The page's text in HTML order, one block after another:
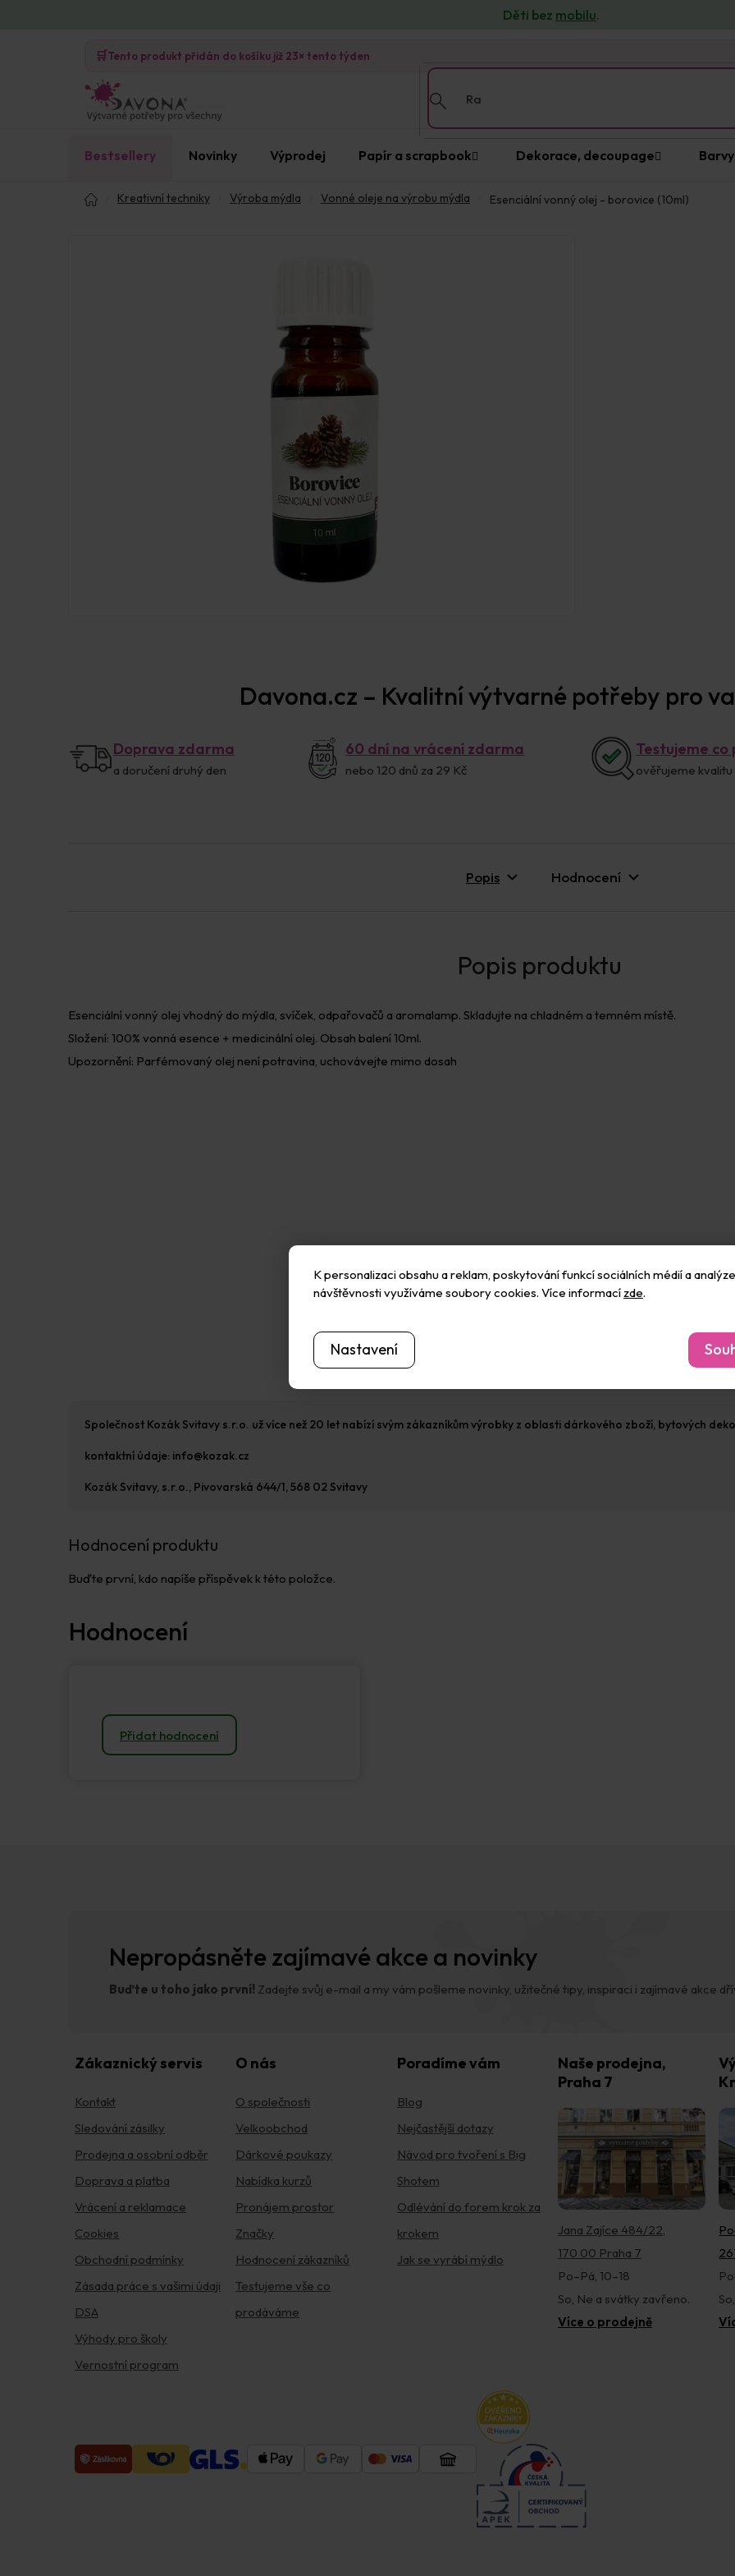
K personalizaci obsahu a reklam, poskytování funkcí sociálních médií a
návštěvnosti využíváme soubory cookies. Více informací zde.
Nastavení
Děti bez mobilu.
🛒Tento produkt přidán do košíku již 23× tento týden
Bestsellery Novinky Výprodej Papír a scrapbook Dekorace, decoupage
Kreativní techniky Výroba mýdla Vonné oleje na výrobu mýdla Esenciální vonný olej - borovice (10ml)
Davona.cz – Kvalitní výtvarné potřeby pro
Doprava zdarma
a doručení druhý den
60 dní na vrácení zdarma
nebo 120 dnů za 29 Kč
Testujeme
ověřujeme
Popis Hodnocení
Esenciální vonný olej vhodný do mýdla, svíček, odpařovačů a aromalamp. Skladujte na chladném a temném místě.
Složení: 100% vonná esence + medicinální olej. Obsah balení 10ml.
Upozornění: Parfémovaný olej není potravina, uchovávejte mimo dosah
Hodnocení produktu
Buďte první, kdo napíše příspěvek k této položce.
Přidat hodnocení
Společnost Kozák Svitavy s.r.o. už více než 20 let nabízí svým zákazníkům výrobky z oblasti dárkového zboží, bytových
kontaktní údaje: info@kozak.cz
Kozák Svitavy, s.r.o., Pivovarská 644/1, 568 02 Svitavy
Nepropásněte zajímavé akce a novinky
Buďte u toho jako první! Zadejte svůj e-mail a my vám pošleme novinky, užitečné tipy, inspiraci i zajímavé akce
Zákaznický servis
Kontakt
Sledování zásilky
Prodejna a osobní odběr
Doprava a platba
Vrácení a reklamace
Cookies
Obchodní podmínky
Zásada práce s vašimi údaji
DSA
Výhody pro školy
Vernostní program
O nás
O společnosti
Velkoobchod
Dárkové poukazy
Nabídka kurzů
Pronájem prostor
Značky
Hodnocení zákazníků
Testujeme vše co
prodáváme
Poradíme vám
Blog
Nejčastější dotazy
Návod pro tvoření s Big
Shotem
Odlévání do forem krok za
krokem
Jak se vyrábí mýdlo
Naše prodejna,
Praha 7
Jana Zajíce 484/22,
170 00 Praha 7
Po–Pá, 10–18
So, Ne a svátky zavřeno.
Více o prodejně